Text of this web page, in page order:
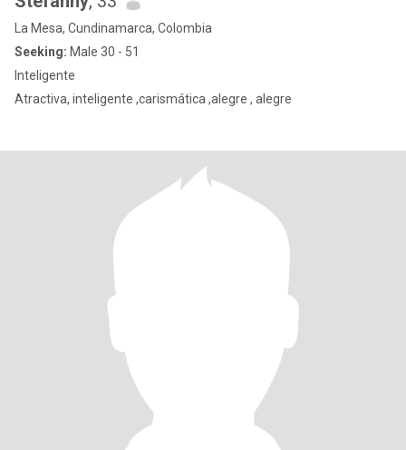
La Mesa, Cundinamarca, Colombia
Seeking: Male 30 - 51
Inteligente
Atractiva, inteligente ,carismática ,alegre , alegre